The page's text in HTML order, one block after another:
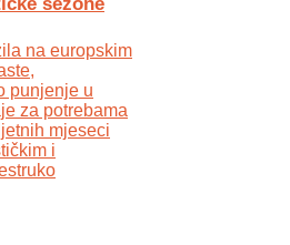
na europskim
punjenje u
za potrebama
mjeseci
i